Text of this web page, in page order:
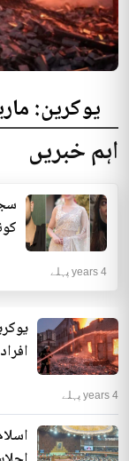
یوکرین:
300 افراد کی ہلاکت کا خدشہ
اہم خبریں
4 years پہلے
4 years پہلے